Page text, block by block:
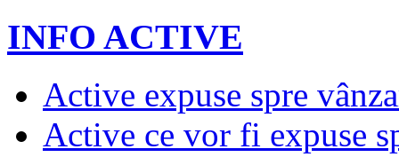
INFO ACTIVE
Active expuse spre
Active ce vor fi expuse